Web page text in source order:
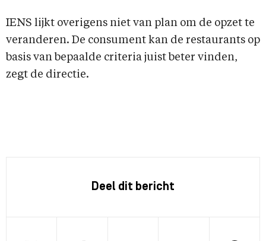
IENS lijkt overigens niet van plan om de opzet te
veranderen. De consument kan de restaurants op
basis van bepaalde criteria juist beter vinden,
zegt de directie.
Deel dit bericht